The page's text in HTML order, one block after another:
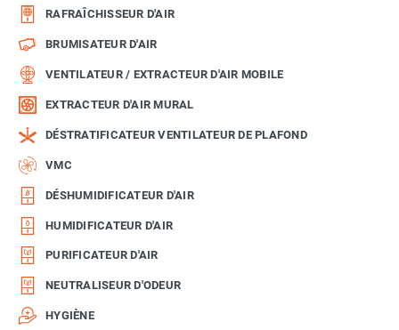
RAFRAÎCHISSEUR D'AIR
BRUMISATEUR D'AIR
VENTILATEUR / EXTRACTEUR D'AIR MOBILE
EXTRACTEUR D'AIR MURAL
DÉSTRATIFICATEUR VENTILATEUR DE PLAFOND
VMC
DÉSHUMIDIFICATEUR D'AIR
HUMIDIFICATEUR D'AIR
PURIFICATEUR D'AIR
NEUTRALISEUR D'ODEUR
HYGIÈNE